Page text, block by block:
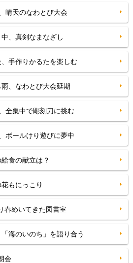
晴天のなわとび大会
、真剣なまなざし
手作りかるたを楽しむ
、なわとび大会延期
全集中で彫刻刀に挑む
ボールけり遊びに夢中
食の献立は？
もにっこり
春めいてきた図書室
海のいのち」を語り合う
会